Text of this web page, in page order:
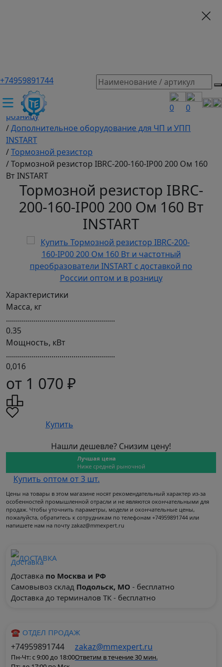
+74959891744
0 0
ТЕХЭКСПЕРТ российский производитель частотные
преобразователи, насосы, и вентиляция
/Промышленное оборудование купить оптом и в
розницу
/Дополнительное оборудование для ЧП и УПП
INSTART
/Тормозной резистор
/Тормозной резистор IBRC-200-160-IP00 200 Ом 160
Вт INSTART
Тормозной резистор IBRC-
200-160-IP00 200 Ом 160 Вт
INSTART
Характеристики
Мощность, кВт
.......................................................
0,016
Масса, кг
.......................................................
0.35
от 1 070 ₽
Купить
Нашли дешевле? Снизим цену!
Лучшая цена
Ниже средней рыночной
Купить оптом от 3 шт.
Цены на товары в этом магазине носят рекомендательный характер из-за
особенностей промышленной отрасли и не являются окончательными для
продаж. Чтобы уточнить параметры, модели и окончательные цены,
пожалуйста, обратитесь к сотрудникам по телефонам +74959891744 или
напишете нам на почту zakaz@mmexpert.ru
ДОСТАВКА
Доставка по Москва и РФ
Самовывоз склад Подольск, МО - бесплатно
Доставка до терминалов ТК - бесплатно
☎ ОТДЕЛ ПРОДАЖ
+74959891744
Пн-Чт: с 9:00 до 18:00
zakaz@mmexpert.ru
Ответим в течение 30 мин.